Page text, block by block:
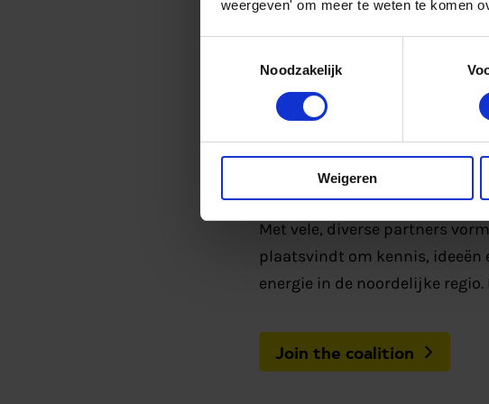
weergeven' om meer te weten te komen
Noodzakelijk
Weigeren
welvaart in de noordelijke
Meer over ons werkgebied
Join the
Met vele, diverse partners
plaatsvindt om kennis, ideeën
energie in de noordelijke regio.
Join the coalition